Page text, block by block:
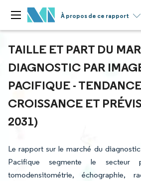
À propos de ce rapport
TAILLE ET PART DU
DIAGNOSTIC PAR
PACIFIQUE -
CROISSANCE ET
2031)
Le rapport sur le marché du
Pacifique segmente le secteur
tomodensitométrie, échographie,